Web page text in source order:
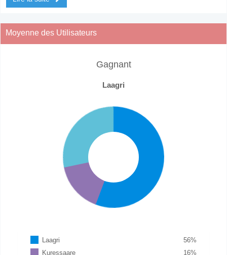
Moyenne des Utilisateurs
Gagnant
Laagri
Laagri %
56
Kuressaare
%
16